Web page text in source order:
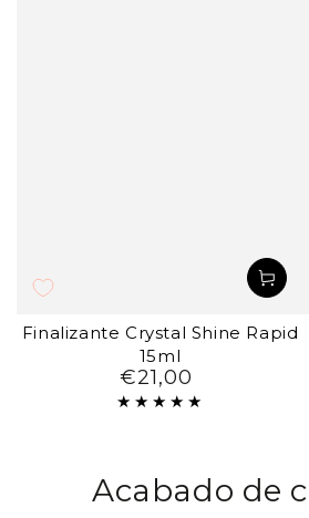
Finalizante Crystal Shine Rapid
15ml
Preço
regular
€21,00
Acabado de